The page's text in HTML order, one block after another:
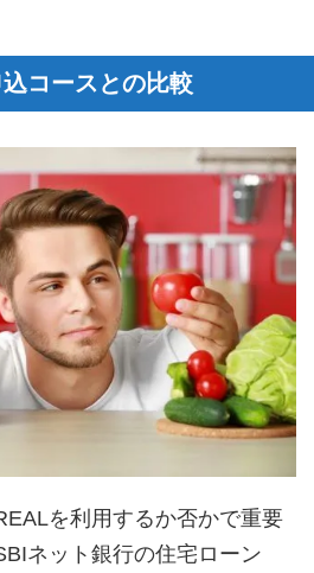
コースとの比較
を利用するか否かで重要
ネット銀行の住宅ローン